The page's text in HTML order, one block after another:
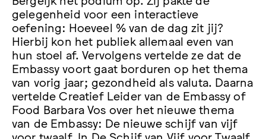
gelegenheid voor een interactieve
oefening: Hoeveel % van de dag zit jij?
Hierbij kon het publiek allemaal even van
hun stoel af. Vervolgens vertelde ze dat de
Embassy voort gaat borduren op het thema
van vorig jaar; gezondheid als valuta. Daarna
vertelde Creatief Leider van de Embassy of
Food Barbara Vos over het nieuwe thema
van de Embassy: De nieuwe schijf van vijf
voor twaalf. In De Schijf van Vijf voor Twaalf